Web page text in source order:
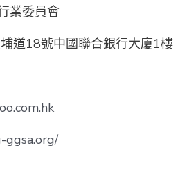
業委員會
道18號中國聯合銀行大廈1樓
ggsa.org/